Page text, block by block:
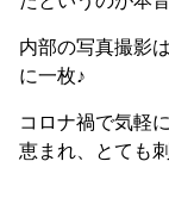
内部の写真撮影
に一枚♪
コロナ禍で気軽
恵まれ、とても